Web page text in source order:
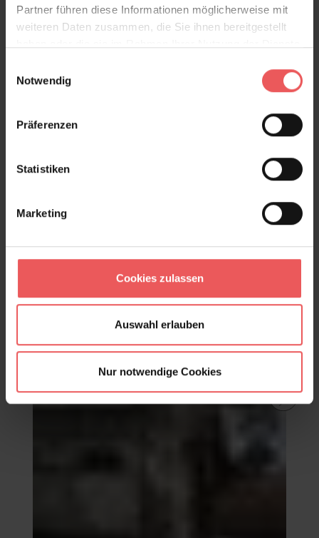
Partner führen diese Informationen möglicherweise mit
weiteren Daten zusammen, die Sie ihnen bereitgestellt
Notwendig
Präferenzen
Statistiken
Marketing
Cookies zulassen
Auswahl erlauben
Nur notwendige Cookies
FAQ Teilen!
Frage stellen